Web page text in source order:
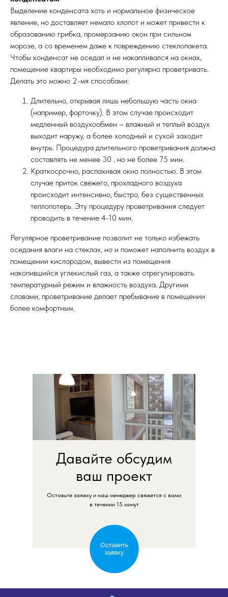
Выделение конденсата хоть и нормальное физическое
явление, но доставляет немало хлопот и может привести к
образованию грибка, промерзанию окон при сильном
морозе, а со временем даже к повреждению стеклопакета.
Чтобы конденсат не оседал и не накапливался на окнах,
помещение квартиры необходимо регулярно проветривать.
Делать это можно 2-мя способами:
Длительно, открывая лишь небольшую часть окна
(например, форточку). В этом случае происходит
медленный воздухообмен – влажный и теплый воздух
выходит наружу, а более холодный и сухой заходит
внутрь. Процедура длительного проветривания должна
составлять не менее 30 , но не более 75 мин.
Краткосрочно, распахивая окно полностью. В этом
случае приток свежего, прохладного воздуха
происходит интенсивно, быстро, без существенных
теплопотерь. Эту процедуру проветривания следует
проводить в течение 4-10 мин.
Регулярное проветривание позволит не только избежать
оседания влаги на стеклах, но и поможет наполнить воздух в
помещении кислородом, вывести из помещения
накопившийся углекислый газ, а также отрегулировать
температурный режим и влажность воздуха. Другими
словами, проветривание делает пребывание в помещении
более комфортным.
Давайте обсудим
ваш проект
Оставьте заявку и наш менеджер свяжется с вами
в течении 15 минут